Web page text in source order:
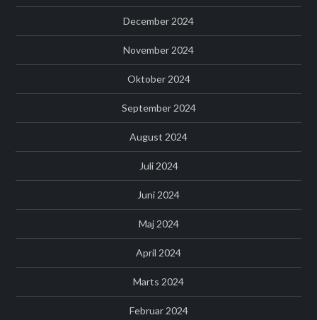
December 2024
November 2024
Oktober 2024
September 2024
August 2024
Juli 2024
Juni 2024
Maj 2024
April 2024
Marts 2024
Februar 2024